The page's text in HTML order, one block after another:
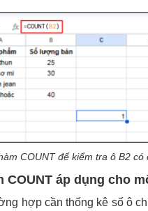
COUNT để kiểm tra ô B2 có
COUNT áp dụng cho
hợp cần thống kê số ô